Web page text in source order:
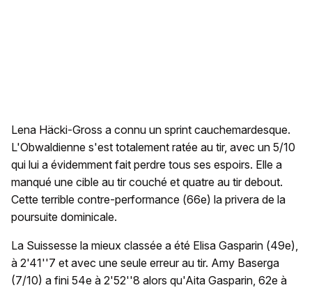
Lena Häcki-Gross a connu un sprint cauchemardesque.
L'Obwaldienne s'est totalement ratée au tir, avec un 5/10
qui lui a évidemment fait perdre tous ses espoirs. Elle a
manqué une cible au tir couché et quatre au tir debout.
Cette terrible contre-performance (66e) la privera de la
poursuite dominicale.
La Suissesse la mieux classée a été Elisa Gasparin (49e),
à 2'41''7 et avec une seule erreur au tir. Amy Baserga
(7/10) a fini 54e à 2'52''8 alors qu'Aita Gasparin, 62e à